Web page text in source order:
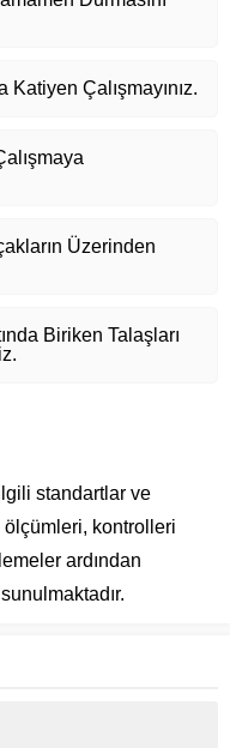
Katiyen Çalışmayınız.
Üzerinden
Biriken Talaşları
standartlar ve
kontrolleri
ardından